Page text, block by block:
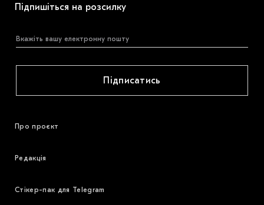
Підпишіться на розсилку
Підписатись
Про проєкт
Редакція
Стікер-пак для Telegram